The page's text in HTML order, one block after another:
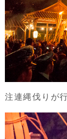
注連縄伐りが